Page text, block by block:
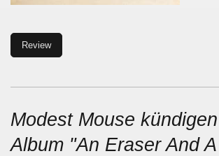
Review
Modest Mouse
Album "An Eraser And